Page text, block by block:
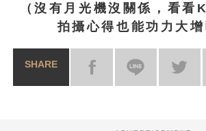
（沒有月光機沒關係，看
拍攝心得也能功力大增
SHARE